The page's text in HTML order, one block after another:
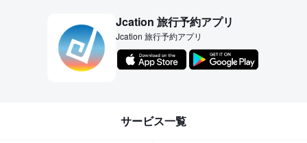
Jcation 旅行予約アプリ
Jcation 旅行予約アプリ
サービス一覧